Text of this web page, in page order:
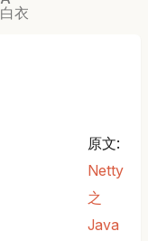
衣
原文:
Netty
之
Java